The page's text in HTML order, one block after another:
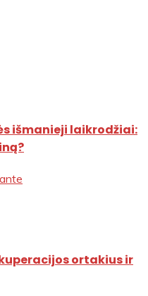
išmanieji laikrodžiai:
ortakius ir